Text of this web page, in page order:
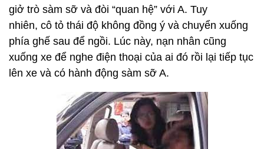
giở trò sàm sỡ và đòi “quan hệ” với A. Tuy
nhiên, cô tỏ thái độ không đồng ý và chuyển xuống
phía ghế sau để ngồi. Lúc này, nạn nhân cũng
xuống xe để nghe điện thoại của ai đó rồi lại tiếp tục
lên xe và có hành động sàm sỡ A.